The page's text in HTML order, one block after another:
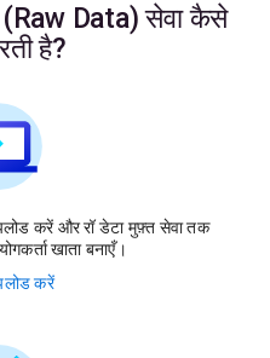
(Raw Data) सेवा कैसे
है?
करें और रॉ डेटा मुफ़्त सेवा तक
खाता बनाएँ।
करें